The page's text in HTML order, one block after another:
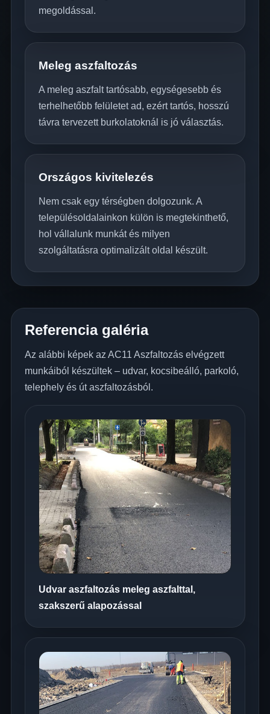
megoldással.
Meleg aszfaltozás
A meleg aszfalt tartósabb, egységesebb és
terhelhetőbb felületet ad, ezért tartós, hosszú
távra tervezett burkolatoknál is jó választás.
Országos kivitelezés
Nem csak egy térségben dolgozunk. A
településoldalainkon külön is megtekinthető,
hol vállalunk munkát és milyen
szolgáltatásra optimalizált oldal készült.
Referencia galéria
Az alábbi képek az AC11 Aszfaltozás elvégzett
munkáiból készültek – udvar, kocsibeálló, parkoló,
telephely és út aszfaltozásból.
Udvar aszfaltozás meleg aszfalttal,
szakszerű alapozással